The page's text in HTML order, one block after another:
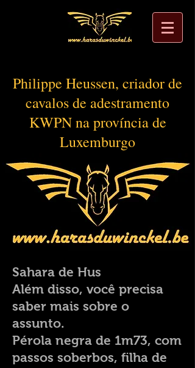
Philippe Heussen, criador de
cavalos de adestramento
KWPN na província de
Luxemburgo
Sahara de Hus
Além disso, você precisa
saber mais sobre o
assunto.
Pérola negra de 1m73, com
passos soberbos, filha de